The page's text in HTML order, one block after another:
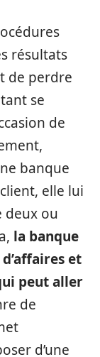
résultats
de perdre
se
de
banque
elle lui
deux ou
la banque
et
peut aller
de
d’une